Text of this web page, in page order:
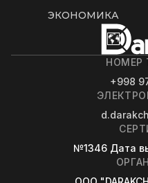
ЭКОНОМИКА
НОМЕР
+998
№1346 Дата